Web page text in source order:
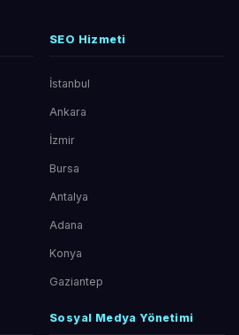
SEO Hizmeti
İstanbul
Ankara
İzmir
Bursa
Antalya
Adana
Konya
Gaziantep
Sosyal Medya Yönetimi